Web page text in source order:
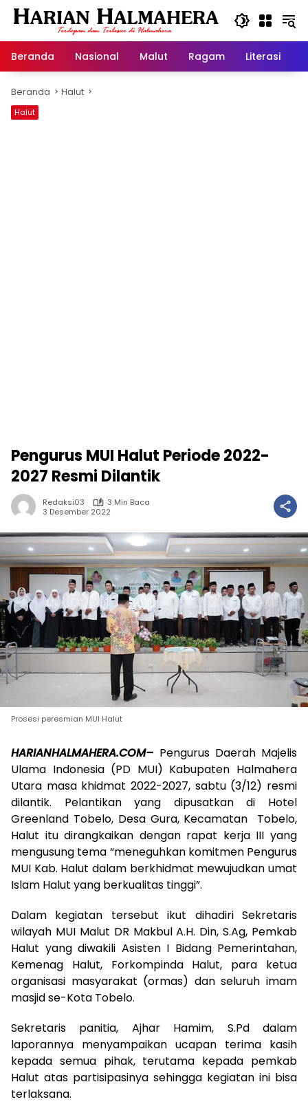
Langsung
Beranda
Nasional Malut Ragam Literasi
Beranda Halut
Halut
Pengurus MUI Halut Periode 2022-
2027 Resmi Dilantik
Redaksi03
3 Min Baca
3 Desember 2022
Prosesi peresmian MUI Halut
HARIANHALMAHERA.COM– Pengurus Daerah Majelis
Ulama Indonesia (PD MUI) Kabupaten Halmahera
Utara masa khidmat 2022-2027, sabtu (3/12) resmi
dilantik. Pelantikan yang dipusatkan di Hotel
Greenland Tobelo, Desa Gura, Kecamatan Tobelo,
Halut itu dirangkaikan dengan rapat kerja III yang
mengusung tema “meneguhkan komitmen Pengurus
MUI Kab. Halut dalam berkhidmat mewujudkan umat
Islam Halut yang berkualitas tinggi”.
Dalam kegiatan tersebut ikut dihadiri Sekretaris
wilayah MUI Malut DR Makbul A.H. Din, S.Ag, Pemkab
Halut yang diwakili Asisten I Bidang Pemerintahan,
Kemenag Halut, Forkompinda Halut, para ketua
organisasi masyarakat (ormas) dan seluruh imam
masjid se-Kota Tobelo.
Sekretaris panitia, Ajhar Hamim, S.Pd dalam
laporannya menyampaikan ucapan terima kasih
kepada semua pihak, terutama kepada pemkab
Halut atas partisipasinya sehingga kegiatan ini bisa
terlaksana.